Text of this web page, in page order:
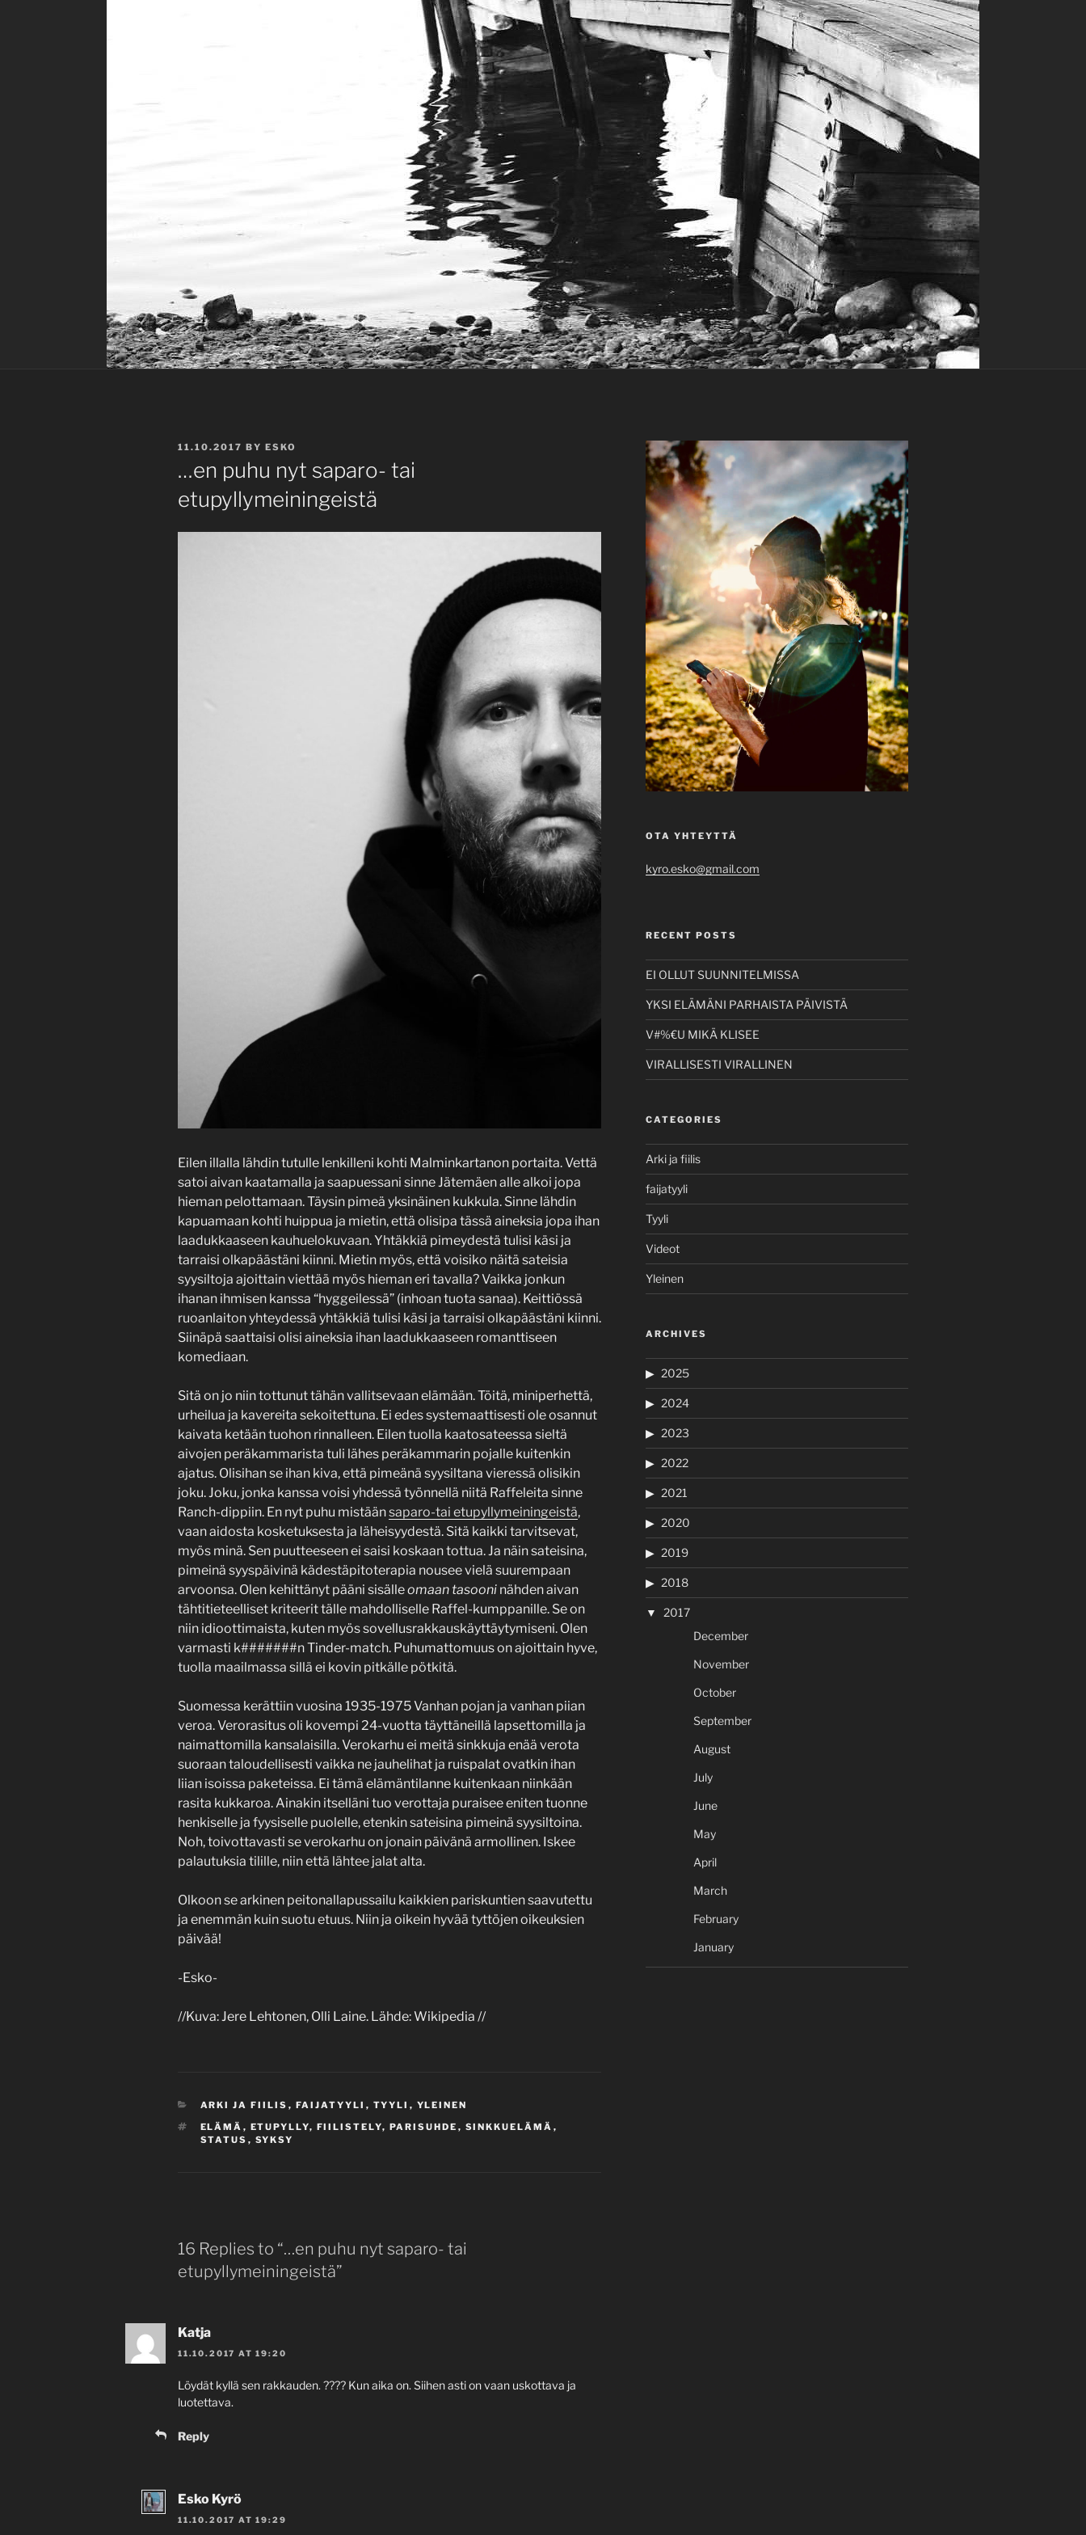
POSTED
11.10.2017 BY ESKO
…en puhu nyt saparo- tai
etupyllymeiningeistä
Eilen illalla lähdin tutulle lenkilleni kohti Malminkartanon portaita. Vettä
satoi aivan kaatamalla ja saapuessani sinne Jätemäen alle alkoi jopa
hieman pelottamaan. Täysin pimeä yksinäinen kukkula. Sinne lähdin
kapuamaan kohti huippua ja mietin, että olisipa tässä aineksia jopa ihan
laadukkaaseen kauhuelokuvaan. Yhtäkkiä pimeydestä tulisi käsi ja
tarraisi olkapäästäni kiinni. Mietin myös, että voisiko näitä sateisia
syysiltoja ajoittain viettää myös hieman eri tavalla? Vaikka jonkun
ihanan ihmisen kanssa “hyggeilessä” (inhoan tuota sanaa). Keittiössä
ruoanlaiton yhteydessä yhtäkkiä tulisi käsi ja tarraisi olkapäästäni kiinni.
Siinäpä saattaisi olisi aineksia ihan laadukkaaseen romanttiseen
komediaan.
Sitä on jo niin tottunut tähän vallitsevaan elämään. Töitä, miniperhettä,
urheilua ja kavereita sekoitettuna. Ei edes systemaattisesti ole osannut
kaivata ketään tuohon rinnalleen. Eilen tuolla kaatosateessa sieltä
aivojen peräkammarista tuli lähes peräkammarin pojalle kuitenkin
ajatus. Olisihan se ihan kiva, että pimeänä syysiltana vieressä olisikin
joku. Joku, jonka kanssa voisi yhdessä työnnellä niitä Raffeleita sinne
Ranch-dippiin. En nyt puhu mistäänsaparo-tai etupyllymeiningeistä,
vaan aidosta kosketuksesta ja läheisyydestä. Sitä kaikki tarvitsevat,
myös minä. Sen puutteeseen ei saisi koskaan tottua. Ja näin sateisina,
pimeinä syyspäivinä kädestäpitoterapia nousee vielä suurempaan
arvoonsa. Olen kehittänyt pääni sisälleomaan tasooni nähden aivan
tähtitieteelliset kriteerit tälle mahdolliselle Raffel-kumppanille. Se on
niin idioottimaista, kuten myös sovellusrakkauskäyttäytymiseni. Olen
varmasti k#######n Tinder-match. Puhumattomuus on ajoittain hyve,
tuolla maailmassa sillä ei kovin pitkälle pötkitä.
Suomessa kerättiin vuosina 1935-1975 Vanhan pojan ja vanhan piian
veroa. Verorasitus oli kovempi 24-vuotta täyttäneillä lapsettomilla ja
naimattomilla kansalaisilla. Verokarhu ei meitä sinkkuja enää verota
suoraan taloudellisesti vaikka ne jauhelihat ja ruispalat ovatkin ihan
liian isoissa paketeissa. Ei tämä elämäntilanne kuitenkaan niinkään
rasita kukkaroa. Ainakin itselläni tuo verottaja puraisee eniten tuonne
henkiselle ja fyysiselle puolelle, etenkin sateisina pimeinä syysiltoina.
Noh, toivottavasti se verokarhu on jonain päivänä armollinen. Iskee
palautuksia tilille, niin että lähtee jalat alta.
Olkoon se arkinen peitonallapussailu kaikkien pariskuntien saavutettu
ja enemmän kuin suotu etuus. Niin ja oikein hyvää tyttöjen oikeuksien
päivää!
-Esko-
//Kuva: Jere Lehtonen, Olli Laine. Lähde: Wikipedia //
CATEGORIES
ARKI JA FIILIS , FAIJATYYLI , TYYLI , YLEINEN
TAGS
ELÄMÄ , ETUPYLLY, FIILISTELY, PARISUHDE , SINKKUELÄMÄ ,
STATUS , SYKSY
16 Replies to “…en puhu nyt saparo- tai
etupyllymeiningeistä”
Katja
11.10.2017 AT 19:20
Löydät kyllä sen rakkauden. ???? Kun aika on. Siihen asti on vaan uskottava ja
luotettava.
Reply
Esko Kyrö
11.10.2017 AT 19:29
OTA YHTEYTTÄ
kyro.esko@gmail.com
RECENT POSTS
EI OLLUT SUUNNITELMISSA
YKSI ELÄMÄNI PARHAISTA PÄIVISTÄ
V#%€U MIKÄ KLISEE
VIRALLISESTI VIRALLINEN
CATEGORIES
Arki ja fiilis
faijatyyli
Tyyli
Videot
Yleinen
ARCHIVES
2025
2024
2023
2022
2021
2020
2019
2018
2017
December
November
October
September
August
July
June
May
April
March
February
January